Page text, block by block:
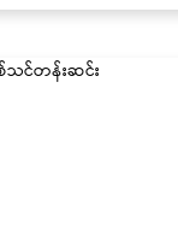
သင်တန်းဆင်း